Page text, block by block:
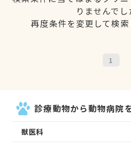
りませんでし
再度条件を変更して検索
1
診療動物から動物病院
獣医科